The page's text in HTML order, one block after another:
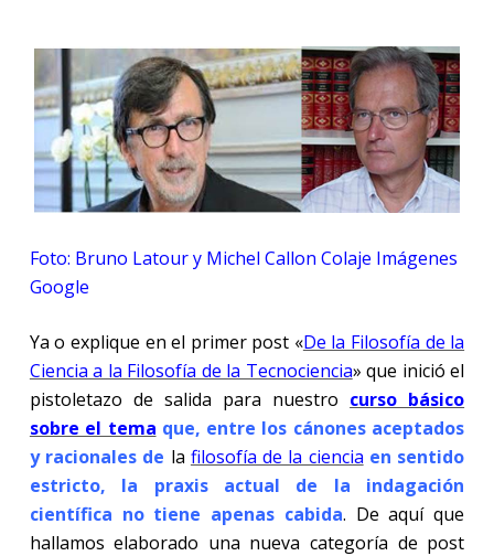
Foto: Bruno Latour y Michel Callon Colaje Imágenes
Google
Ya o explique en el primer post «De la Filosofía de la
Ciencia a la Filosofía de la Tecnociencia» que inició el
pistoletazo de salida para nuestro curso básico
sobre el tema que, entre los cánones aceptados
y racionales de la filosofía de la ciencia en sentido
estricto, la praxis actual de la indagación
científica no tiene apenas cabida. De aquí que
hallamos elaborado una nueva categoría de post